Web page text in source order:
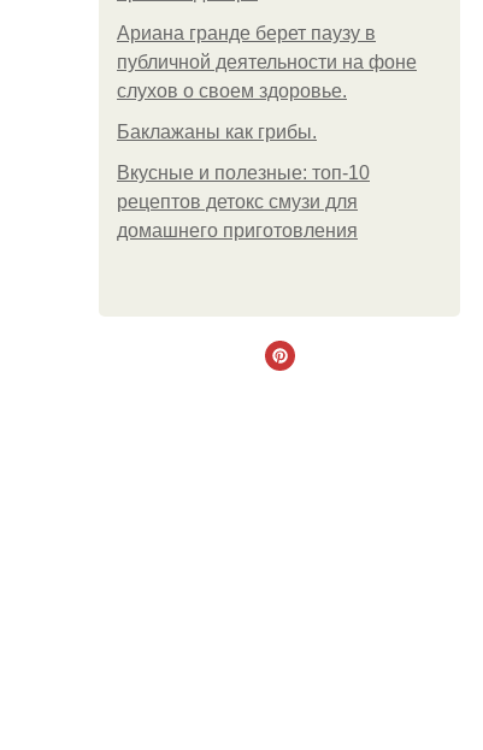
Ариана гранде берет паузу в
публичной деятельности на фоне
слухов о своем здоровье.
Баклажаны как грибы.
Вкусные и полезные: топ-10
рецептов детокс смузи для
домашнего приготовления